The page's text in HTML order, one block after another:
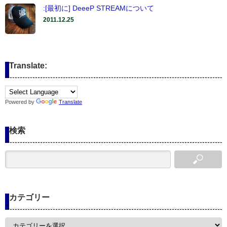
:[最初に] DeeeP STREAMについて
2011.12.25
Translate:
Powered by Translate
検索
カテゴリー
カ